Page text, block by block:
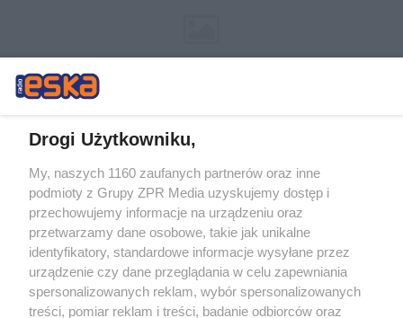
Żaden utwór zamieszczony w serwisie nie może być powielany i
rozpowszechniany lub dalej rozpowszechniany w jakikolwiek sposób (w
tym także elektroniczny lub mechaniczny) na jakimkolwiek polu
eksploatacji w jakiejkolwiek formie, włącznie z umieszczaniem w
Internecie bez pisemnej zgody właściciela praw. Jakiekolwiek użycie lub
wykorzystanie utworów w całości lub w części z naruszeniem prawa,
tzn. bez właściwej zgody, jest zabronione pod groźbą kary i może być
ścigane prawnie.
Drogi Użytkowniku,
My, naszych 1160 zaufanych partnerów oraz inne
podmioty z Grupy ZPR Media uzyskujemy dostęp i
przechowujemy informacje na urządzeniu oraz
przetwarzamy dane osobowe, takie jak unikalne
identyfikatory, standardowe informacje wysyłane przez
urządzenie czy dane przeglądania w celu zapewniania
spersonalizowanych reklam, wybór spersonalizowanych
treści, pomiar reklam i treści, badanie odbiorców oraz